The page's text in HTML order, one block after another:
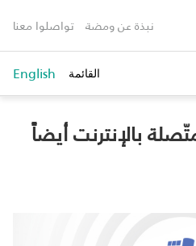
نبذة عن ومضة تواصلوا معنا
القائمة English
بالإنترنت أيضاً